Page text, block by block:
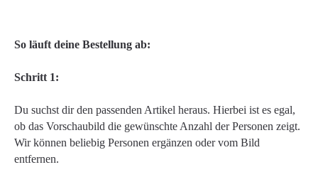
So läuft deine Bestellung ab:
Schritt 1:
Du suchst dir den passenden Artikel heraus. Hierbei ist es egal,
ob das Vorschaubild die gewünschte Anzahl der Personen zeigt.
Wir können beliebig Personen ergänzen oder vom Bild
entfernen.